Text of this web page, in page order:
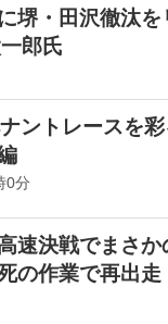
堺・田沢徹汰
郎氏
ナントレースを
0分
速決戦でまさか
の作業で再出走